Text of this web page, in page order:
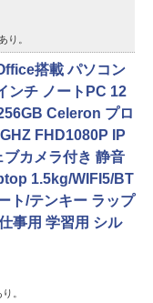
り。
搭載 パソコン
ンチ ノートPC 12
Celeron プロ
FHD1080P IP
カメラ付き 静音
1.5kg/WIFI5/BT
ト/テンキー ラップ
事用 学習用 シル
。